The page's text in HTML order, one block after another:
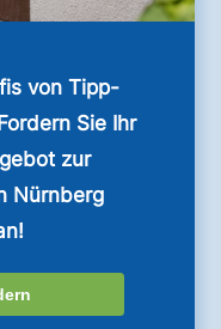
von Tipp-
Sie Ihr
zur
Nürnberg